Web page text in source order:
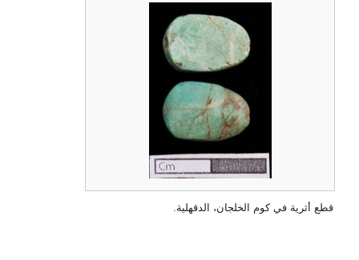
قطع أثرية في كوم الخلجان، الدقهلية.